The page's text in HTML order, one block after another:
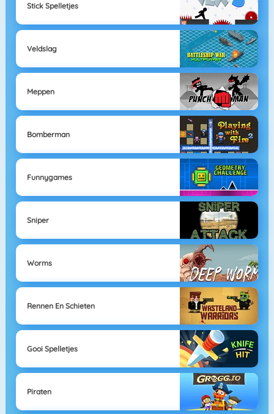
Stick Spelletjes
Veldslag
Meppen
Bomberman
Funnygames
Sniper
Worms
Rennen En Schieten
Gooi Spelletjes
Piraten